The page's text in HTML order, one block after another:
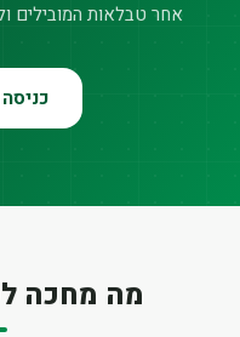
אחר טבלאות המובילים
מה מחכה